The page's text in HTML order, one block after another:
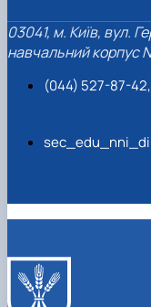
03041, м. Київ, вул.
навчальний корпус
(044) 527-87-